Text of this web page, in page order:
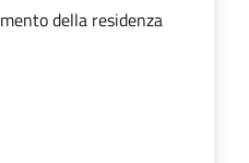
della residenza